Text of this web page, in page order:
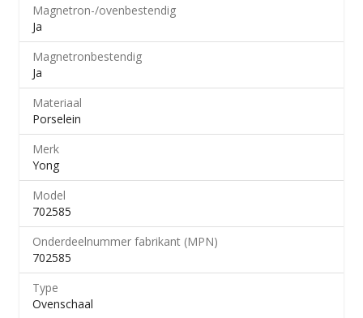
Magnetron-/​ovenbestendig
Ja
Magnetronbestendig
Ja
Materiaal
Porselein
Merk
Yong
Model
702585
Onderdeelnummer fabrikant (MPN)
702585
Type
Ovenschaal